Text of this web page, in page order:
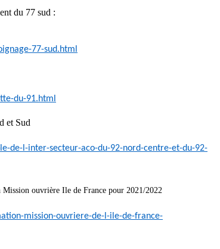
du 77 sud :
77-sud.html
du-91.html
et Sud
de-l-inter-secteur-aco-du-92-nord-centre-et-du-92-
ouvrière Ile de France pour 2021/2022
mission-ouvriere-de-l-ile-de-france-